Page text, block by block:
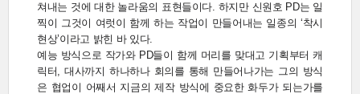
쳐내는 것에 대한 놀라움의 표현들이다. 하지만 신원호 PD는 일
찍이 그것이 여럿이 함께 하는 작업이 만들어내는 일종의 ‘착시
현상’이라고 밝힌 바 있다.
예능 방식으로 작가와 PD들이 함께 머리를 맞대고 기획부터 캐
릭터, 대사까지 하나하나 회의를 통해 만들어나가는 그의 방식
은 협업이 어째서 지금의 제작 방식에 중요한 화두가 되는가를